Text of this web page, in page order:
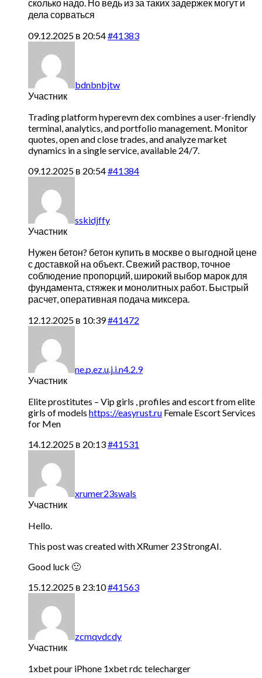
сколько надо. Но ведь из за таких задержек могут и
дела сорваться
09.12.2025 в 20:54#41383
bdnbnbjtw
Участник
Trading platformhyperevm dex combines a user-friendly
terminal, analytics, and portfolio management. Monitor
quotes, open and close trades, and analyze market
dynamics in a single service, available 24/7.
09.12.2025 в 20:54#41384
sskidjffy
Участник
Нужен бетон? бетон купить в москве о выгодной цене
с доставкой на объект. Свежий раствор, точное
соблюдение пропорций, широкий выбор марок для
фундамента, стяжек и монолитных работ. Быстрый
расчет, оперативная подача миксера.
12.12.2025 в 10:39#41472
ne.p.ez.u.j.i.n4.2.9
Участник
Elite prostitutes – Vip girls , profiles and escort from elite
girls of models https://easyrust.ru Female Escort Services
for Men
14.12.2025 в 20:13#41531
xrumer23swals
Участник
Hello.
This post was created with XRumer 23 StrongAI.
Good luck 🙂
15.12.2025 в 23:10#41563
zcmqvdcdy
Участник
1xbet pour iPhone 1xbet rdc telecharger